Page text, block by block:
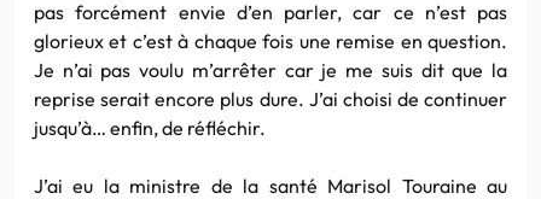
pas forcément envie d’en parler, car ce n’est pas
glorieux et c’est à chaque fois une remise en question.
Je n’ai pas voulu m’arrêter car je me suis dit que la
reprise serait encore plus dure. J’ai choisi de continuer
jusqu’à… enfin, de réfléchir.
J’ai eu la ministre de la santé Marisol Touraine au